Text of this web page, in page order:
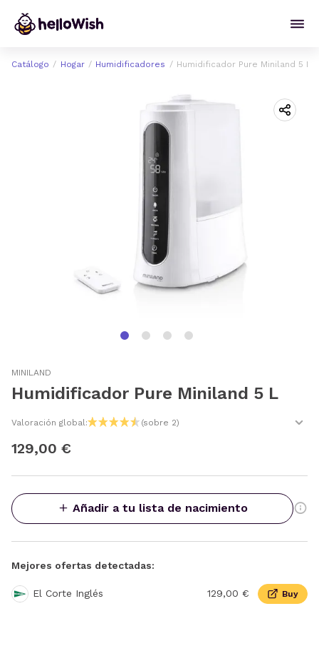
Catálogo Hogar Humidificadores Humidificador Pure Miniland 5 L
MINILAND
Humidificador Pure Miniland 5 L
Valoración global: (sobre 2)
129,00 €
Añadir a tu lista de nacimiento
Mejores ofertas detectadas:
El Corte Inglés 129,00 € Buy